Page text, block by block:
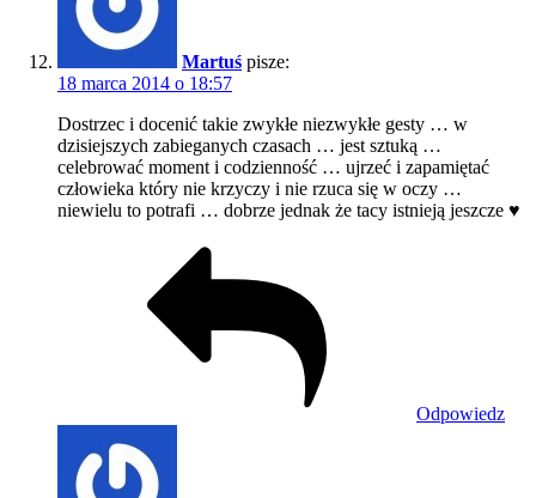
Martuś pisze:
18 marca 2014 o 18:57
Dostrzec i docenić takie zwykłe niezwykłe gesty … w
dzisiejszych zabieganych czasach … jest sztuką …
celebrować moment i codzienność … ujrzeć i zapamiętać
człowieka który nie krzyczy i nie rzuca się w oczy …
niewielu to potrafi … dobrze jednak że tacy istnieją jeszcze ♥
Odpowiedz